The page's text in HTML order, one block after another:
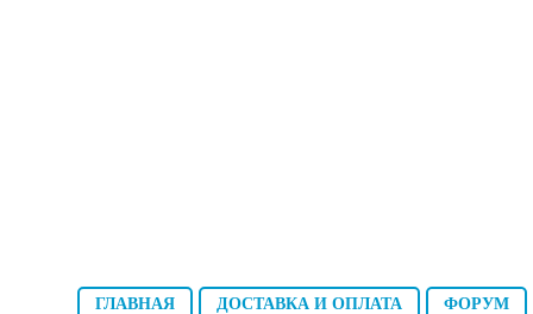
ГЛАВНАЯ ДОСТАВКА И ОПЛАТА ФОРУМ